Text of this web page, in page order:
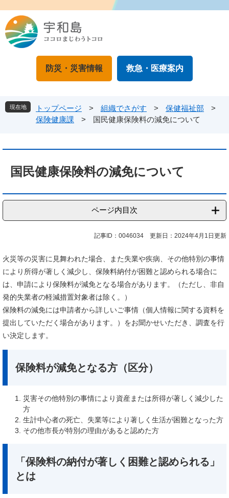
ジ
の
ュ
ー
本
文
防災・災害情報 救急・医療案内
現在地 トップページ > 組織でさがす > 保健福祉部
>
保険健康課
> 国民健康保険料の減免について
国民健康保険料の減免について
ページ内目次
記事ID：0046034 更新日：2024年4月1日更新
火災等の災害に見舞われた場合、また失業や疾病、その他特別の事情
により所得が著しく減少し、保険料納付が困難と認められる場合に
は、申請により保険料が減免となる場合があります。（ただし、非自
発的失業者の軽減措置対象者は除く。）
保険料の減免には申請者から詳しいご事情（個人情報に関する資料を
提出していただく場合があります。）をお聞かせいただき、調査を行
い決定します。
保険料が減免となる方（区分）
災害その他特別の事情により資産または所得が著しく減少した
方
生計中心者の死亡、失業等により著しく生活が困難となった方
その他市長が特別の理由があると認めた方
「保険料の納付が著しく困難と認められる」
とは